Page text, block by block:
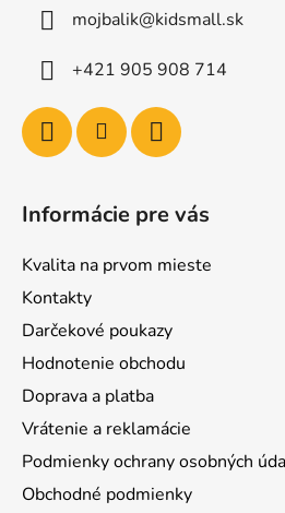
mojbalik@kidsmall.sk
+421 905 908 714
Informácie pre vás
Kvalita na prvom mieste
Kontakty
Darčekové poukazy
Hodnotenie obchodu
Doprava a platba
Vrátenie a reklamácie
Podmienky ochrany osobných
Obchodné podmienky